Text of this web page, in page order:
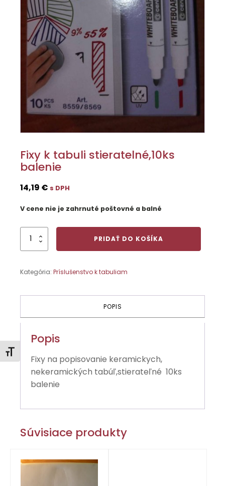
Zmeniť veľkosť písma
Fixy k tabuli stieratelné,10ks
balenie
14,19 € s DPH
V cene nie je zahrnuté poštovné a balné
množstvo
stieratelné,10ks
PRIDAŤ DO KOŠÍKA
Kategória: Príslušenstvo k tabuliam
POPIS
Popis
Fixy na popisovanie keramickych,
nekeramických tabúľ,stierateľné 10ks
balenie
Súvisiace produkty